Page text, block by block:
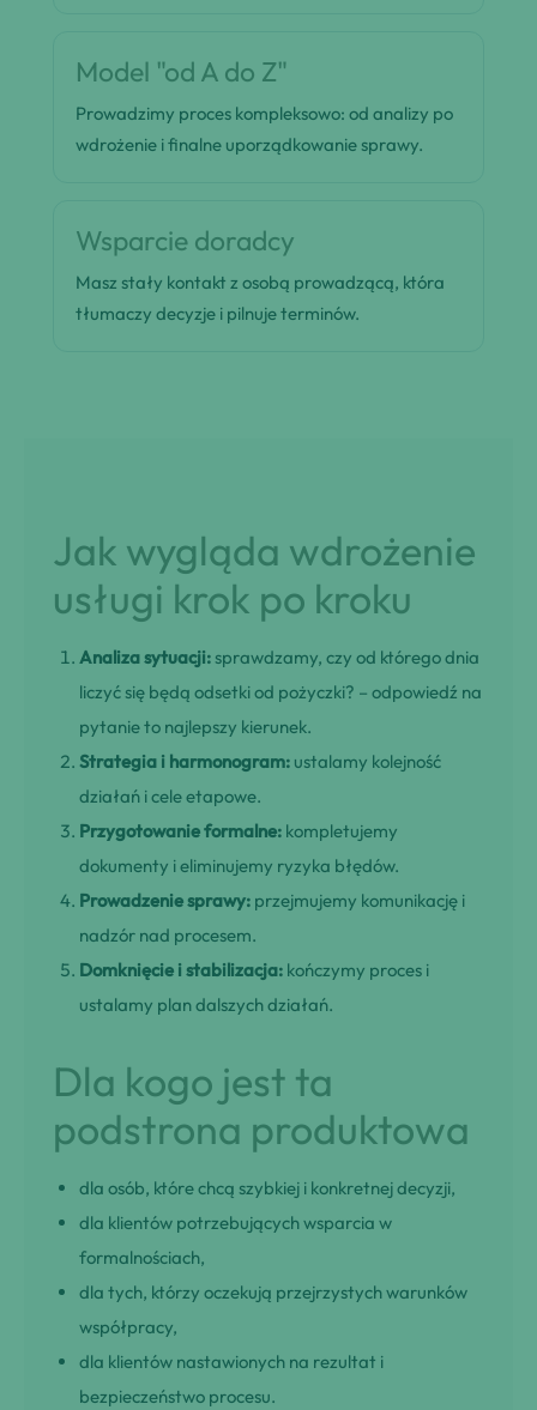
Model "od A do Z"
Prowadzimy proces kompleksowo: od analizy po
wdrożenie i finalne uporządkowanie sprawy.
Wsparcie doradcy
Masz stały kontakt z osobą prowadzącą, która
tłumaczy decyzje i pilnuje terminów.
Jak wygląda wdrożenie
usługi krok po kroku
Analiza sytuacji: sprawdzamy, czy od którego dnia
liczyć się będą odsetki od pożyczki? – odpowiedź na
pytanie to najlepszy kierunek.
Strategia i harmonogram: ustalamy kolejność
działań i cele etapowe.
Przygotowanie formalne: kompletujemy
dokumenty i eliminujemy ryzyka błędów.
Prowadzenie sprawy: przejmujemy komunikację i
nadzór nad procesem.
Domknięcie i stabilizacja: kończymy proces i
ustalamy plan dalszych działań.
Dla kogo jest ta
podstrona produktowa
dla osób, które chcą szybkiej i konkretnej decyzji,
dla klientów potrzebujących wsparcia w
formalnościach,
dla tych, którzy oczekują przejrzystych warunków
współpracy,
dla klientów nastawionych na rezultat i
bezpieczeństwo procesu.